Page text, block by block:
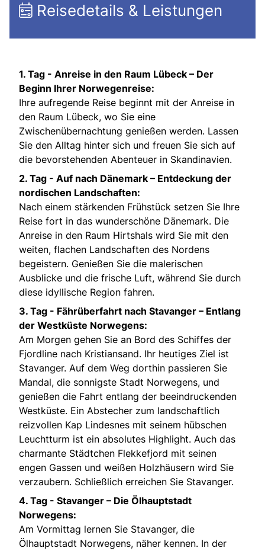
Reisedetails & Leistungen
1. Tag - Anreise in den Raum Lübeck – Der
Beginn Ihrer Norwegenreise:
Ihre aufregende Reise beginnt mit der Anreise in
den Raum Lübeck, wo Sie eine
Zwischenübernachtung genießen werden. Lassen
Sie den Alltag hinter sich und freuen Sie sich auf
die bevorstehenden Abenteuer in Skandinavien.
2. Tag - Auf nach Dänemark – Entdeckung der
nordischen Landschaften:
Nach einem stärkenden Frühstück setzen Sie Ihre
Reise fort in das wunderschöne Dänemark. Die
Anreise in den Raum Hirtshals wird Sie mit den
weiten, flachen Landschaften des Nordens
begeistern. Genießen Sie die malerischen
Ausblicke und die frische Luft, während Sie durch
diese idyllische Region fahren.
3. Tag - Fährüberfahrt nach Stavanger – Entlang
der Westküste Norwegens:
Am Morgen gehen Sie an Bord des Schiffes der
Fjordline nach Kristiansand. Ihr heutiges Ziel ist
Stavanger. Auf dem Weg dorthin passieren Sie
Mandal, die sonnigste Stadt Norwegens, und
genießen die Fahrt entlang der beeindruckenden
Westküste. Ein Abstecher zum landschaftlich
reizvollen Kap Lindesnes mit seinem hübschen
Leuchtturm ist ein absolutes Highlight. Auch das
charmante Städtchen Flekkefjord mit seinen
engen Gassen und weißen Holzhäusern wird Sie
verzaubern. Schließlich erreichen Sie Stavanger.
4. Tag - Stavanger – Die Ölhauptstadt
Norwegens:
Am Vormittag lernen Sie Stavanger, die
Ölhauptstadt Norwegens, näher kennen. In der